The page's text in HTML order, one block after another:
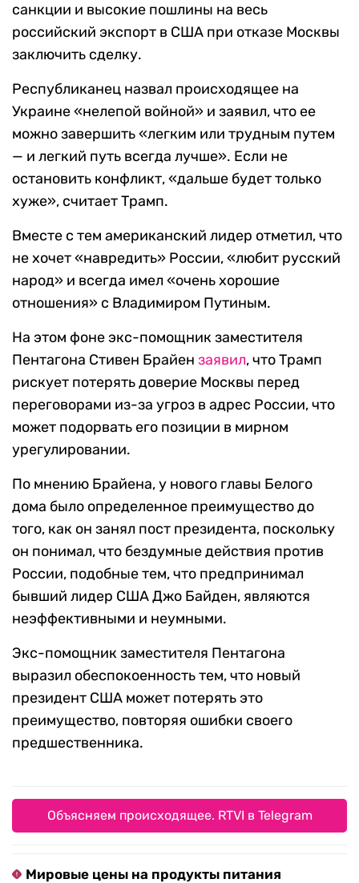
санкции и высокие пошлины на весь
российский экспорт в США при отказе Москвы
заключить сделку.
Республиканец назвал происходящее на
Украине «нелепой войной» и заявил, что ее
можно завершить «легким или трудным путем
— и легкий путь всегда лучше». Если не
остановить конфликт, «дальше будет только
хуже», считает Трамп.
Вместе с тем американский лидер отметил, что
не хочет «навредить» России, «любит русский
народ» и всегда имел «очень хорошие
отношения» с Владимиром Путиным.
На этом фоне экс-помощник заместителя
Пентагона Стивен Брайен заявил, что Трамп
рискует потерять доверие Москвы перед
переговорами из-за угроз в адрес России, что
может подорвать его позиции в мирном
урегулировании.
По мнению Брайена, у нового главы Белого
дома было определенное преимущество до
того, как он занял пост президента, поскольку
он понимал, что бездумные действия против
России, подобные тем, что предпринимал
бывший лидер США Джо Байден, являются
неэффективными и неумными.
Экс-помощник заместителя Пентагона
выразил обеспокоенность тем, что новый
президент США может потерять это
преимущество, повторяя ошибки своего
предшественника.
Объясняем происходящее. RTVI в Telegram
Мировые цены на продукты питания